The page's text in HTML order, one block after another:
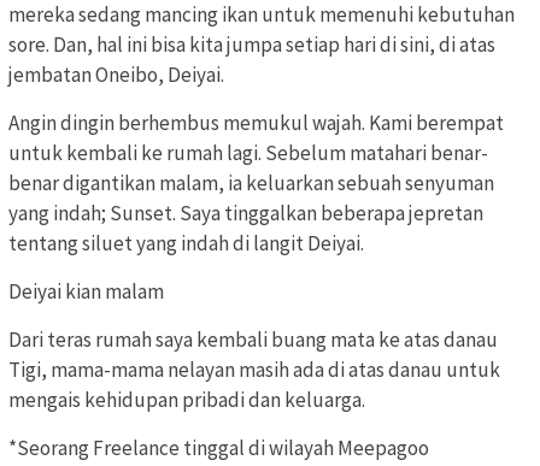
mereka sedang mancing ikan untuk memenuhi kebutuhan
sore. Dan, hal ini bisa kita jumpa setiap hari di sini, di atas
jembatan Oneibo, Deiyai.
Angin dingin berhembus memukul wajah. Kami berempat
untuk kembali ke rumah lagi. Sebelum matahari benar-
benar digantikan malam, ia keluarkan sebuah senyuman
yang indah; Sunset. Saya tinggalkan beberapa jepretan
tentang siluet yang indah di langit Deiyai.
Deiyai kian malam
Dari teras rumah saya kembali buang mata ke atas danau
Tigi, mama-mama nelayan masih ada di atas danau untuk
mengais kehidupan pribadi dan keluarga.
*Seorang Freelance tinggal di wilayah Meepagoo